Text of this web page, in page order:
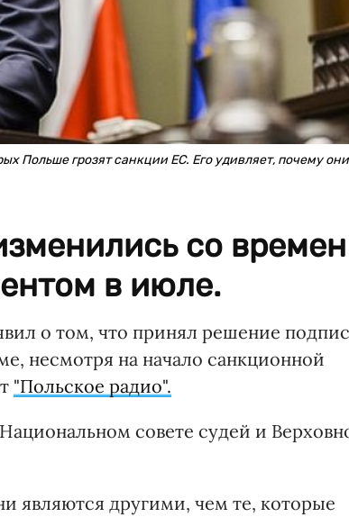
Польше грозят санкции ЕС. Его удивляет, почему
со времен
в июле.
о том, что принял решение
несмотря на начало санкционной
"Польское радио".
совете судей и
являются другими, чем те, которые